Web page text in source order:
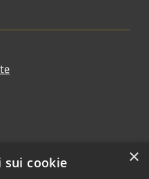
×
cookie